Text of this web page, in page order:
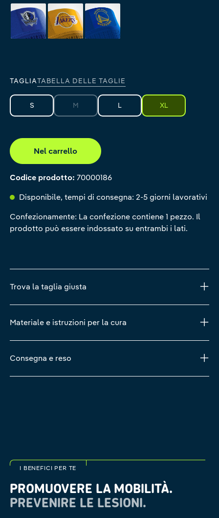
Mavericks Lakers Warriors
TAGLIATABELLA DELLE TAGLIE
S M(Questa opzione non è al momento disponibile.)
L XL
Nel carrello
Codice prodotto: 70000186
Disponibile, tempi di consegna: 2-5 giorni lavorativi
Confezionamente: La confezione contiene 1 pezzo. Il
prodotto può essere indossato su entrambi i lati.
Trova la taglia giusta
Materiale e istruzioni per la cura
Consegna e reso
I BENEFICI PER TE
PROMUOVERE LA MOBILITÀ.
PREVENIRE LE LESIONI.